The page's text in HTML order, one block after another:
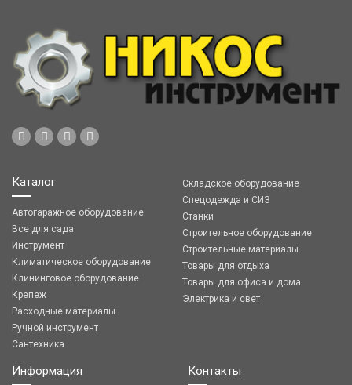
Каталог
Автогаражное оборудование
Все для сада
Инструмент
Климатическое оборудование
Клининговое оборудование
Крепеж
Расходные материалы
Ручной инструмент
Сантехника
Складское оборудование
Спецодежда и СИЗ
Станки
Строительное оборудование
Строительные материалы
Товары для отдыха
Товары для офиса и дома
Электрика и свет
Информация Контакты